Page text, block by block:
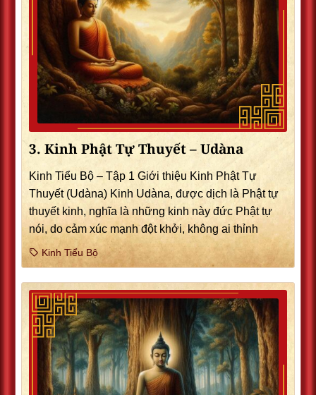
3. Kinh Phật Tự Thuyết – Udàna
Kinh Tiểu Bộ – Tập 1 Giới thiệu Kinh Phật Tự
Thuyết (Udàna) Kinh Udàna, được dịch là Phật tự
thuyết kinh, nghĩa là những kinh này đức Phật tự
nói, do cảm xúc mạnh đột khởi, không ai thỉnh
Kinh Tiểu Bộ